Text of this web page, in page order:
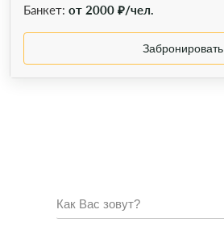
Банкет: от 2000 ₽/чел.
Забронировать